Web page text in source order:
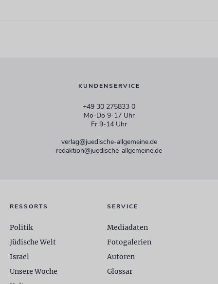
KUNDENSERVICE
+49 30 275833 0
Mo-Do 9-17 Uhr
Fr 9-14 Uhr
verlag@juedische-allgemeine.de
redaktion@juedische-allgemeine.de
RESSORTS
Politik
Jüdische Welt
Israel
Unsere Woche
SERVICE
Mediadaten
Fotogalerien
Autoren
Glossar